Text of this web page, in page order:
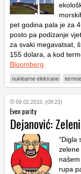
pet godina pala je za
posto pa podizanje
za svaki megavatsat,
155 dolara, a kod
Bloomberg
nuklearne elektrane
09.02.2015. (09:23)
Even parity
Dejanović:
“Digla
rupa